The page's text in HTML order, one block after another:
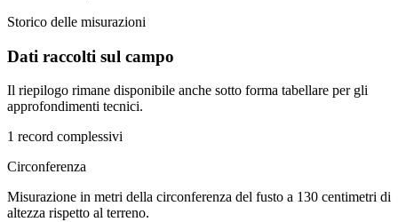
Storico delle misurazioni
Dati raccolti sul campo
Il riepilogo rimane disponibile anche sotto forma tabellare per gli
approfondimenti tecnici.
1 record complessivi
Circonferenza
Misurazione in metri della circonferenza del fusto a 130 centimetri di
altezza rispetto al terreno.